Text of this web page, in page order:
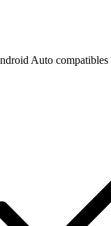
Auto compatibles